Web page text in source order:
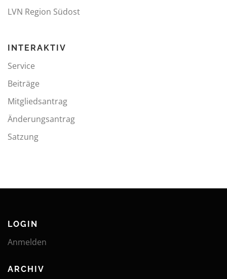
LVN Region Südost
INTERAKTIV
Service
Beiträge
Mitgliedsantrag
Änderungsantrag
Satzung
LOGIN
Anmelden
ARCHIV